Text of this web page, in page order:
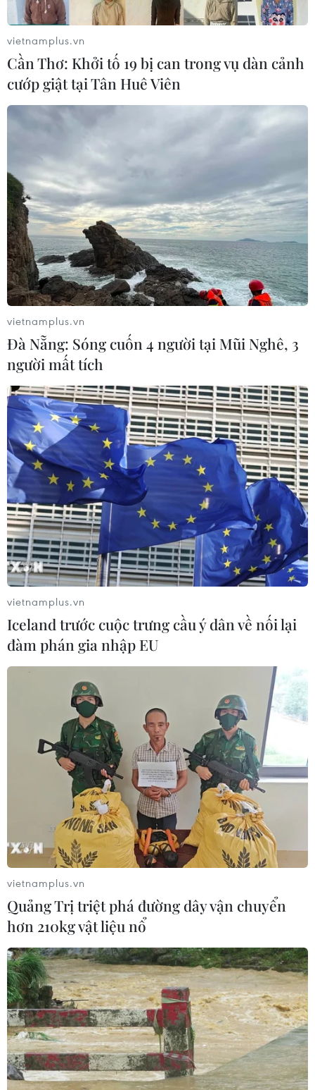
vietnamplus.vn
Cần Thơ: Khởi tố 19 bị can trong vụ dàn cảnh
cướp giật tại Tân Huê Viên
vietnamplus.vn
Đà Nẵng: Sóng cuốn 4 người tại Mũi Nghê, 3
người mất tích
vietnamplus.vn
Iceland trước cuộc trưng cầu ý dân về nối lại
đàm phán gia nhập EU
vietnamplus.vn
Quảng Trị triệt phá đường dây vận chuyển
hơn 210kg vật liệu nổ